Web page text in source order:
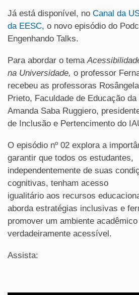
Já está disponível, no Canal da
da EESC, o novo episódio do
Engenhando Talks.
Para abordar o tema
na Universidade, o professor
recebeu as professoras
Prieto, Faculdade de Educação da
Amanda Saba Ruggiero,
de Inclusão e Pertencimento do
O episódio nº 02 explora a
garantir que todos os estudantes,
independentemente de suas
cognitivas, tenham acesso
igualitário aos recursos
aborda estratégias inclusivas e
promover um ambiente acadêmico
verdadeiramente acessível.
Assista: